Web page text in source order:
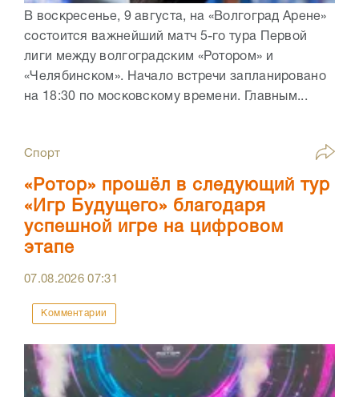
В воскресенье, 9 августа, на «Волгоград Арене»
состоится важнейший матч 5-го тура Первой
лиги между волгоградским «Ротором» и
«Челябинском». Начало встречи запланировано
на 18:30 по московскому времени. Главным...
Спорт
«Ротор» прошёл в следующий тур
«Игр Будущего» благодаря
успешной игре на цифровом
этапе
07.08.202607:31
Комментарии